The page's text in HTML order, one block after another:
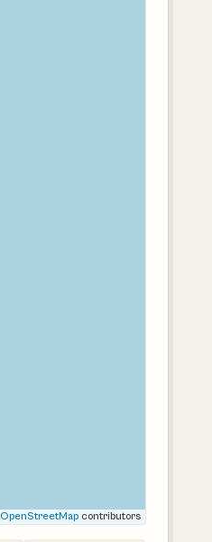
OpenStreetMapcontributors